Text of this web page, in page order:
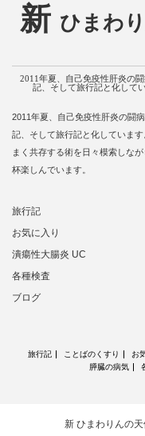
新 ひまわ
2011年夏、自己免疫性肝炎の
記、そして旅行記と化して
2011年夏、自己免疫性肝炎の闘
記、そして旅行記と化していま
まく共存する術を日々模索しな
杯楽しんでいます。
旅行記
お気に入り
潰瘍性大腸炎 UC
各種検査
ブログ
旅行記 ことばのくすり お
膵臓の病気
新 ひまわりんの